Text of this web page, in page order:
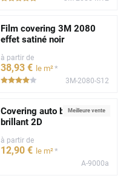
Film covering 3M 2080
effet satiné noir
à partir de
38,93 € le m²*
***** 3M-2080-S12
Meilleure vente
Covering auto blanc
brillant 2D
à partir de
12,90 € le m²*
A-9000a